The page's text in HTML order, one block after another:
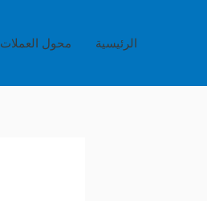
الرئيسية محول العملات